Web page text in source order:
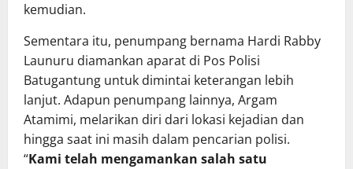
kemudian.
Sementara itu, penumpang bernama Hardi Rabby
Launuru diamankan aparat di Pos Polisi
Batugantung untuk dimintai keterangan lebih
lanjut. Adapun penumpang lainnya, Argam
Atamimi, melarikan diri dari lokasi kejadian dan
hingga saat ini masih dalam pencarian polisi.
“Kami telah mengamankan salah satu